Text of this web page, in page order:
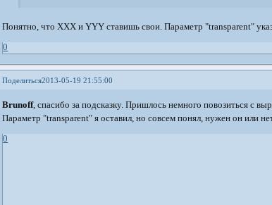
Понятно, что XXX и YYY ставишь свои. Параметр "transparent"
0
Поделиться2013-05-19 21:55:00
Brunoff, спасибо за подсказку. Пришлось немного повозиться с
Параметр "transparent" я оставил, но совсем понял, нужен он или
0